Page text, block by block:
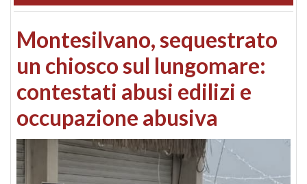
Montesilvano, sequestrato
un chiosco sul lungomare:
contestati abusi edilizi e
occupazione abusiva